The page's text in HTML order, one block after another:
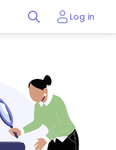
Log in